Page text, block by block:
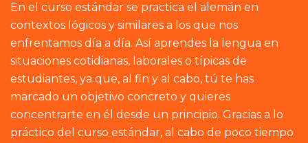
En el curso estándar se practica el alemán en
contextos lógicos y similares a los que nos
enfrentamos día a día. Así aprendes la lengua en
situaciones cotidianas, laborales o típicas de
estudiantes, ya que, al fin y al cabo, tú te has
marcado un objetivo concreto y quieres
concentrarte en él desde un principio. Gracias a lo
práctico del curso estándar, al cabo de poco tiempo